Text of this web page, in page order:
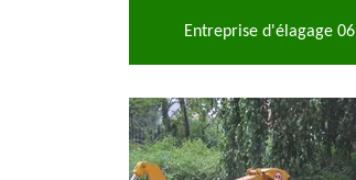
Entreprise d'élagage 06